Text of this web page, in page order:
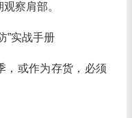
察肩部。
”实战手册
，或作为存货，必须